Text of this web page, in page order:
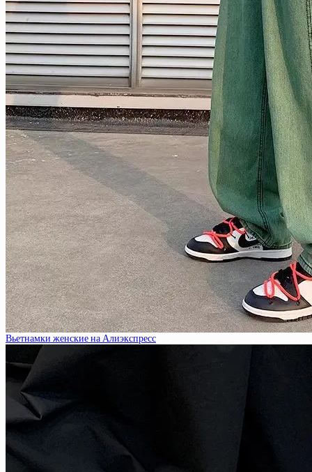
Вьетнамки женские на Алиэкспресс